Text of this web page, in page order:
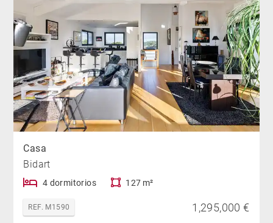
Casa
Bidart
4 dormitorios 127 m²
REF. M1590 1,295,000 €